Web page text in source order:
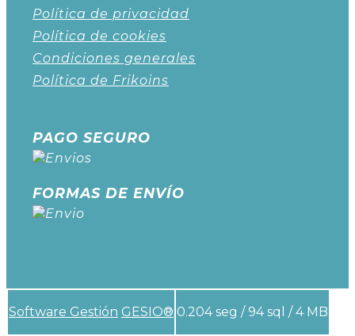
Política de privacidad
Política de cookies
Condiciones generales
Política de Frikoins
PAGO SEGURO
FORMAS DE ENVÍO
Software Gestión GESIO® 0.204 seg /94 sql / 4 MB